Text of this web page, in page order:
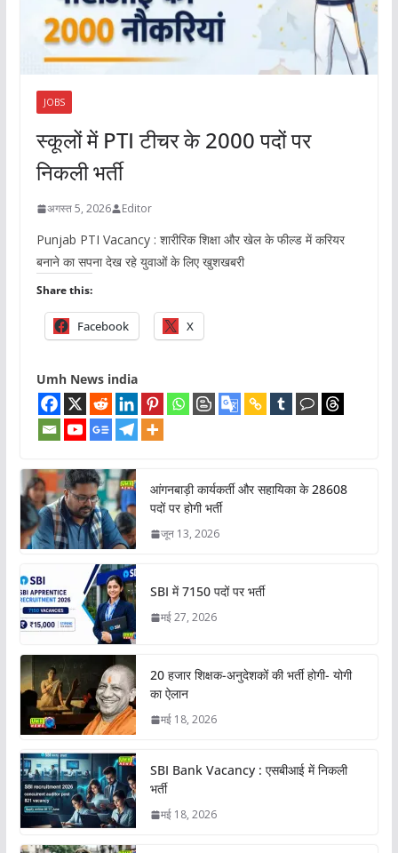
JOBS
स्कूलों में PTI टीचर के 2000 पदों पर
निकली भर्ती
अगस्त 5, 2026 Editor
Punjab PTI Vacancy : शारीरिक शिक्षा और खेल के फील्ड में करियर
बनाने का सपना देख रहे युवाओं के लिए खुशखबरी
Share this:
Facebook X
Umh News india
आंगनबाड़ी कार्यकर्ती और सहायिका के 28608
पदों पर होगी भर्ती
जून 13, 2026
SBI में 7150 पदों पर भर्ती
मई 27, 2026
20 हजार शिक्षक-अनुदेशकों की भर्ती होगी- योगी
का ऐलान
मई 18, 2026
SBI Bank Vacancy : एसबीआई में निकली
भर्ती
मई 18, 2026